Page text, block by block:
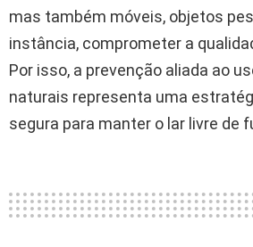
mas também móveis, objetos
instância, comprometer a
Por isso, a prevenção aliada ao
naturais representa uma
segura para manter o lar livre de